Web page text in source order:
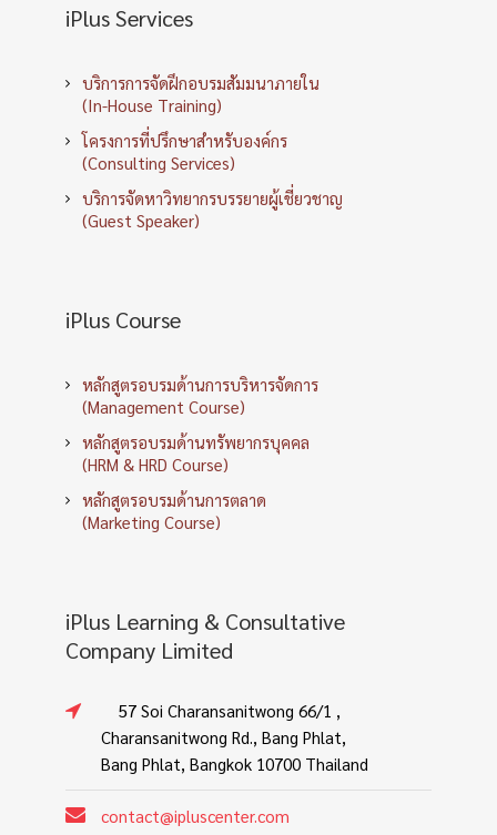
iPlus Services
บริการการจัดฝึกอบรมสัมมนาภายใน
(In-House Training)
โครงการที่ปรึกษาสำหรับองค์กร
(Consulting Services)
บริการจัดหาวิทยากรบรรยายผู้เชี่ยวชาญ
(Guest Speaker)
iPlus Course
หลักสูตรอบรมด้านการบริหารจัดการ
(Management Course)
หลักสูตรอบรมด้านทรัพยากรบุคคล
(HRM & HRD Course)
หลักสูตรอบรมด้านการตลาด
(Marketing Course)
iPlus Learning & Consultative
Company Limited
57 Soi Charansanitwong 66/1 ,
Charansanitwong Rd., Bang Phlat,
Bang Phlat, Bangkok 10700 Thailand
contact@ipluscenter.com